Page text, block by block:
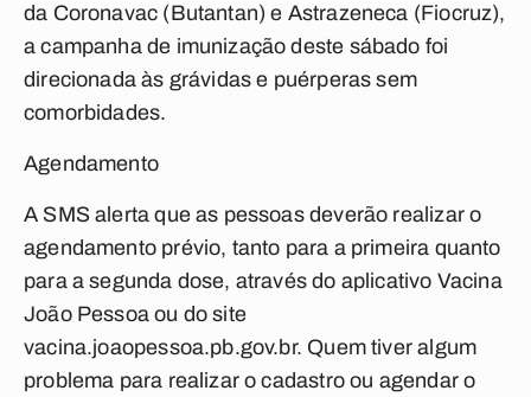
da Coronavac (Butantan) e Astrazeneca (Fiocruz),
a campanha de imunização deste sábado foi
direcionada às grávidas e puérperas sem
comorbidades.
Agendamento
A SMS alerta que as pessoas deverão realizar o
agendamento prévio, tanto para a primeira quanto
para a segunda dose, através do aplicativo Vacina
João Pessoa ou do site
vacina.joaopessoa.pb.gov.br. Quem tiver algum
problema para realizar o cadastro ou agendar o